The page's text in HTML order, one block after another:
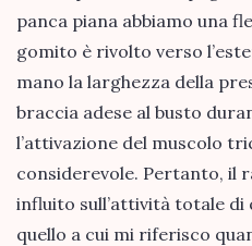
panca piana abbiamo una
gomito è rivolto verso
mano la larghezza della
braccia adese al busto
l’attivazione del muscolo
considerevole. Pertanto, il
influito sull’attività totale di
quello a cui mi riferisco